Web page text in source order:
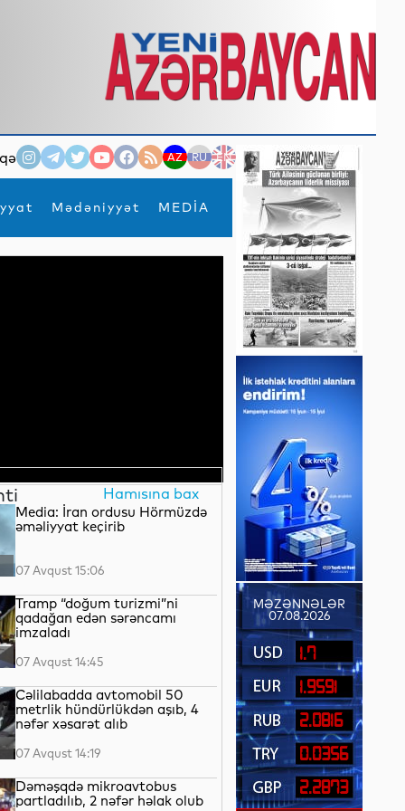
AZ RU EN
Mədəniyyət MEDİA
×
Hamısına bax
Media: İran ordusu Hörmüzdə
əməliyyat keçirib
07 Avqust 15:06
Tramp “doğum turizmi”ni
qadağan edən sərəncamı
imzaladı
07 Avqust 14:45
Cəlilabadda avtomobil 50
metrlik hündürlükdən aşıb, 4
nəfər xəsarət alıb
07 Avqust 14:19
Dəməşqdə mikroavtobus
partladılıb, 2 nəfər həlak olub
MƏZƏNNƏLƏR
07.08.2026
1.7
1.9591
2.0816
0.0356
2.2873